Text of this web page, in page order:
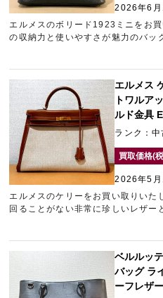
2026年6月
エルメスのボリード1923ミニをお
の収納力と使いやすさが魅力のバッ
リードでしたので、他店に負けな
検討中の方は、神戸エリアのブラン
町店」にお問い合わせください。
エルメス
トワルア
ルド金具
ランク：
買取価格(
2026年5月
エルメスのケリーをお買い取りいた
回ることがない非常に珍しいレザー
大変希少なお品物をお持ち込みい
ベルルッ
バッグ ラ
ーフレザー